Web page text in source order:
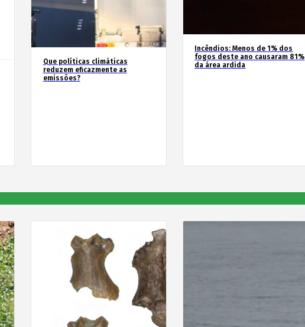
Que políticas climáticas
reduzem eficazmente as
emissões?
Incêndios: Menos de 1% dos
fogos deste ano causaram 81%
da área ardida